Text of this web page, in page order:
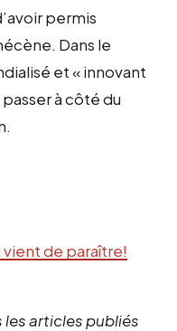
permis
Dans le
et « innovant
à côté du
vient de paraître!
les articles publiés